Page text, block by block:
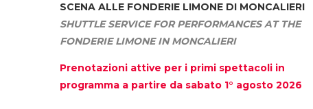
SCENA ALLE FONDERIE LIMONE DI MONCALIERI
SHUTTLE SERVICE FOR PERFORMANCES AT THE
FONDERIE LIMONE IN MONCALIERI
Prenotazioni attive per i primi spettacoli in
programma a partire da sabato 1° agosto 2026